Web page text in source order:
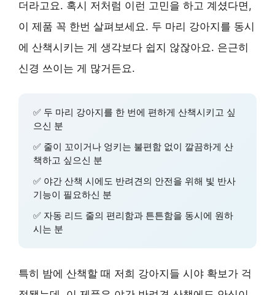
더라고요. 혹시 저처럼 이런 고민을 하고 계셨다면,
이 제품 꼭 한번 살펴보세요. 두 마리 강아지를 동시
에 산책시키는 게 생각보다 쉽지 않잖아요. 은근히
신경 쓰이는 게 많거든요.
✅ 두 마리 강아지를 한 번에 편하게 산책시키고 싶
으신 분
✅ 줄이 꼬이거나 엉키는 불편함 없이 깔끔하게 산
책하고 싶으신 분
✅ 야간 산책 시에도 반려견의 안전을 위해 빛 반사
기능이 필요하신 분
✅ 자동 리드 줄의 편리함과 튼튼함을 동시에 원하
시는 분
특히 밤에 산책할 때 저희 강아지들 시야 확보가 걱